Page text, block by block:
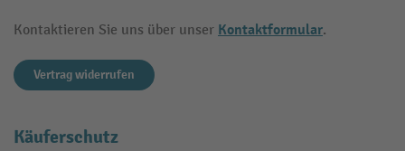
Kontaktieren Sie uns über unser Kontaktformular.
Vertrag widerrufen
Käuferschutz